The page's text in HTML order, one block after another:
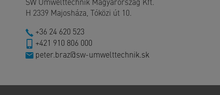
H 2339 Majosháza, Tóközi út 10.
+36 24 620 523
+421 910 806 000
peter.braz@sw-umwelttechnik.sk